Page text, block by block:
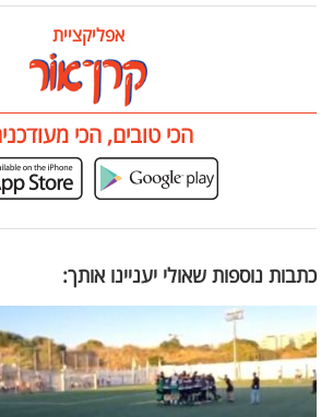
אפליקציית
הכי טובים, הכי
כתבות נוספות שאולי יעניינו אותך: